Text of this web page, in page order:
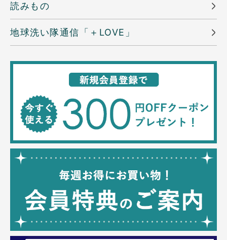
読みもの
地球洗い隊通信「＋LOVE」